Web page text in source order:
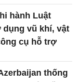
hành Luật
dụng vũ khí, vật
cụ hỗ trợ
thống